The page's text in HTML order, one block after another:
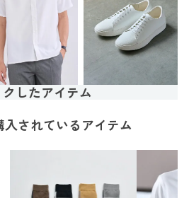
したアイテム
入されているアイテム